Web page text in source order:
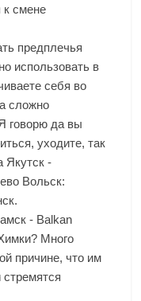
смене
предплечья
использовать в
себя во
сложно
говорю да вы
уходите, так
Якутск -
Вольск:
- Balkan
Много
причине, что им
стремятся